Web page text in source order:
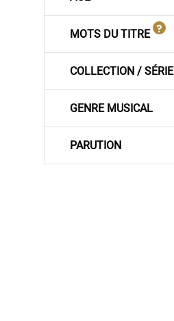
MOTS DU TITRE
COLLECTION / SÉRIE
GENRE MUSICAL
PARUTION